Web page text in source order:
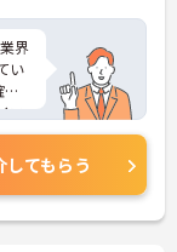
界
い
フ
手
。
な
。
してもらう